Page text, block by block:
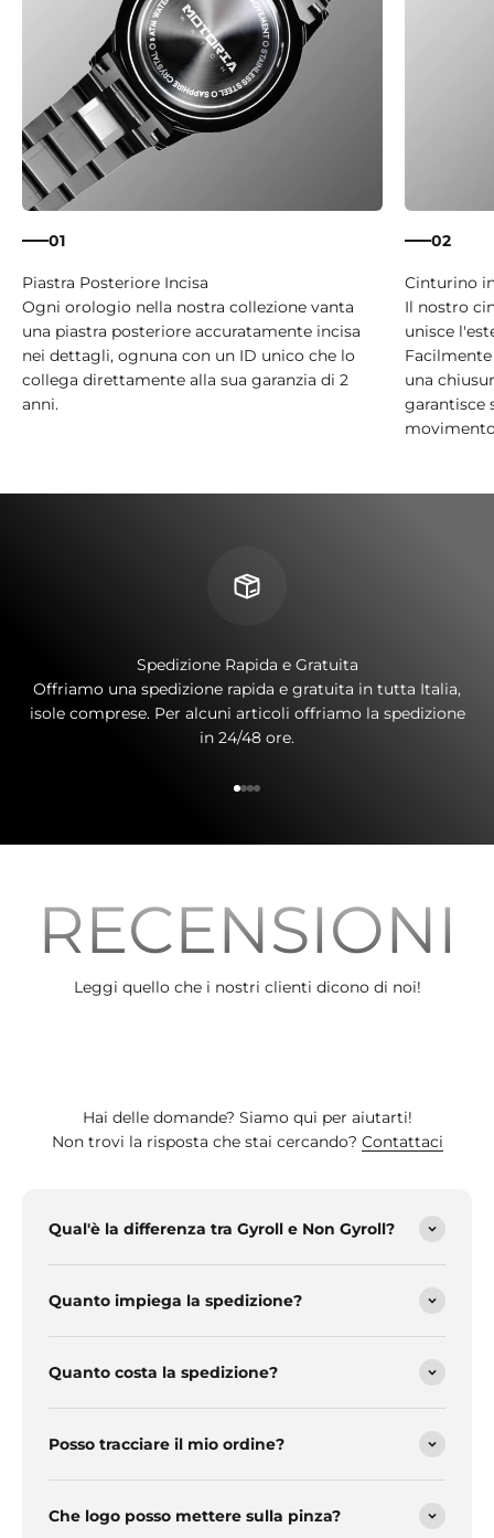
01
Ogni orologio nella nostra collezione vanta
una piastra posteriore accuratamente incisa
nei dettagli, ognuna con un ID unico che lo
collega direttamente alla sua garanzia di 2
anni.
02
Il nostro
unisce
una
garantisce
Spedizione Rapida e Gratuita
Offriamo una spedizione rapida e gratuita in tutta Italia,
isole comprese. Per alcuni articoli offriamo la spedizione
in 24/48 ore.
RECENSIONI
Leggi quello che i nostri clienti dicono di noi!
Hai delle domande? Siamo qui per aiutarti!
Non trovi la risposta che stai cercando? Contattaci
Qual'è la differenza tra Gyroll e Non Gyroll?
Quanto impiega la spedizione?
Quanto costa la spedizione?
Posso tracciare il mio ordine?
Che logo posso mettere sulla pinza?